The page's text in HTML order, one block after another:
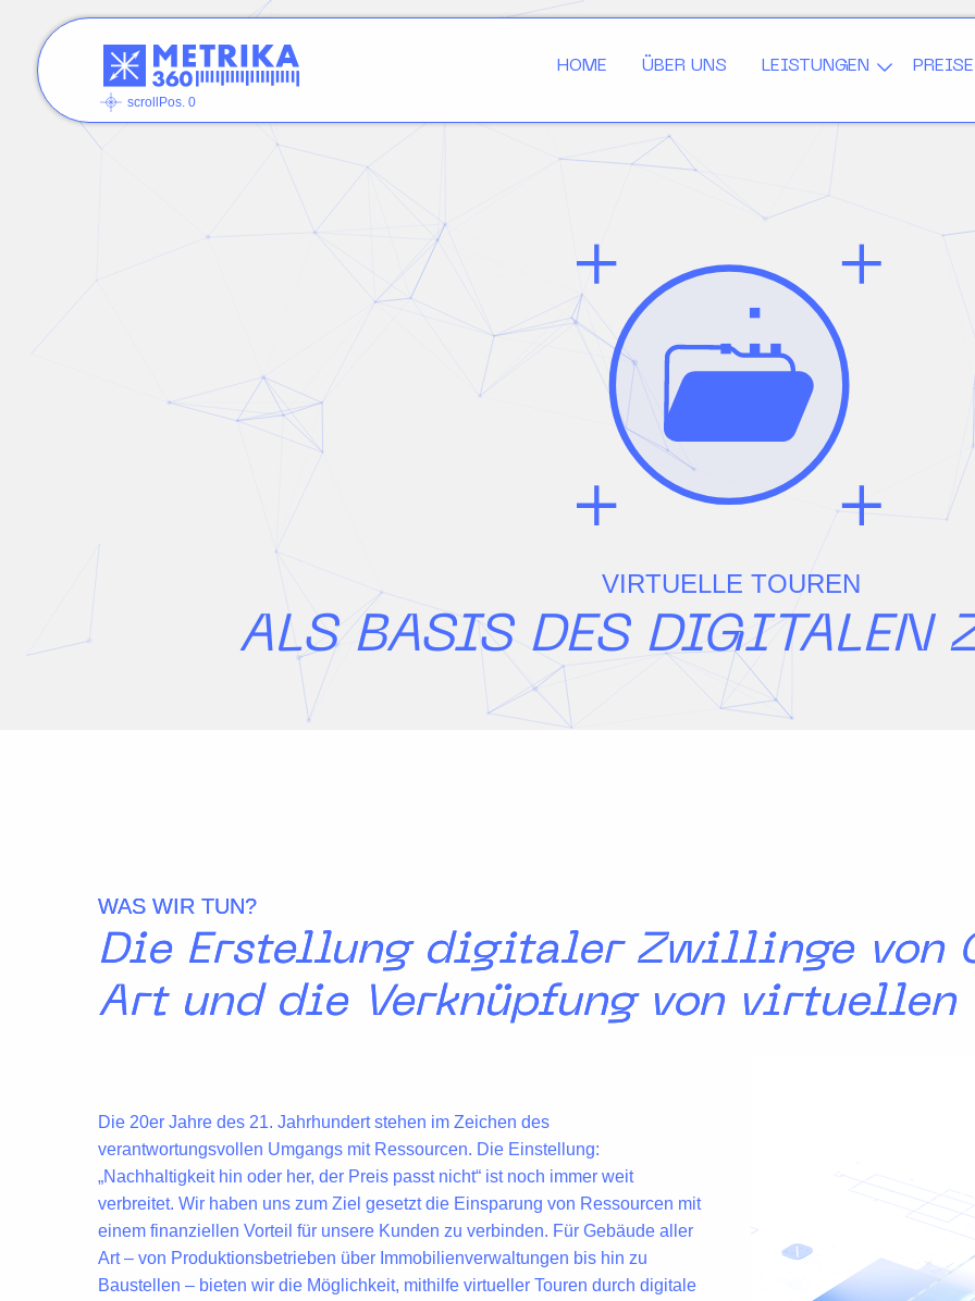
scrollPos. 0
HOME ÜBER UNS LEISTUNGEN PREISE
VIRTUELLE TOUREN
ALS BASIS DES DIGITALEN
WAS WIR TUN?
Die Erstellung digitaler Zwillinge von
Art und die Verknüpfung von virtuellen
Die 20er Jahre des 21. Jahrhundert stehen im Zeichen des
verantwortungsvollen Umgangsmit Ressourcen. Die Einstellung:
„Nachhaltigkeit hin oder her, der Preis passt nicht“ ist noch immer weit
verbreitet. Wir haben uns zum Ziel gesetzt die Einsparung von Ressourcen mit
einem finanziellen Vorteil für unsere Kunden zu verbinden. Für Gebäude aller
Art – von Produktionsbetrieben über Immobilienverwaltungen bis hin zu
Baustellen – bieten wir die Möglichkeit, mithilfe virtueller Touren durch digitale